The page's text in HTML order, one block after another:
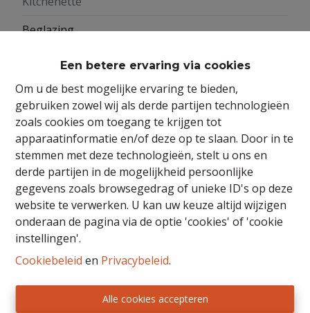
Een betere ervaring via cookies
Om u de best mogelijke ervaring te bieden,
gebruiken zowel wij als derde partijen technologieën
zoals cookies om toegang te krijgen tot
apparaatinformatie en/of deze op te slaan. Door in te
stemmen met deze technologieën, stelt u ons en
derde partijen in de mogelijkheid persoonlijke
gegevens zoals browsegedrag of unieke ID's op deze
website te verwerken. U kan uw keuze altijd wijzigen
onderaan de pagina via de optie 'cookies' of 'cookie
instellingen'.
Cookiebeleid en Privacybeleid.
Alle cookies accepteren
Beglazing
Aluminium
Bebouwing
Bebouwing
Gesloten
Bouwjaar
2007
Staat